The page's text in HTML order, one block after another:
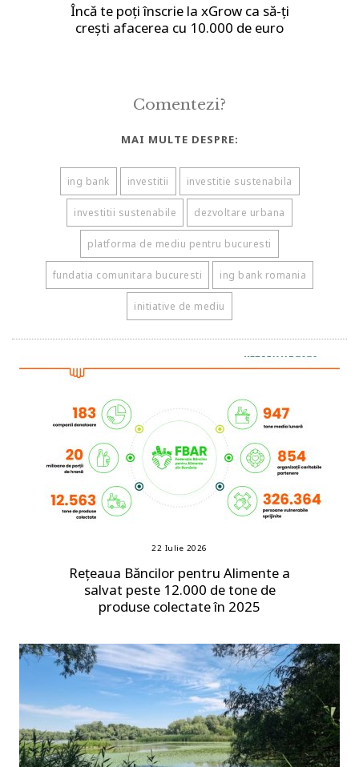
Încă te poți înscrie la xGrow ca să-ți
crești afacerea cu 10.000 de euro
Comentezi?
MAI MULTE DESPRE:
ing bank investitii investitie sustenabila
investitii sustenabile dezvoltare urbana
platforma de mediu pentru bucuresti
fundatia comunitara bucuresti ing bank romania
initiative de mediu
22 Iulie 2026
Rețeaua Băncilor pentru Alimente a
salvat peste 12.000 de tone de
produse colectate în 2025